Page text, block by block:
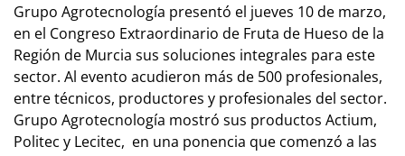
Grupo Agrotecnología presentó el jueves 10 de marzo,
en el Congreso Extraordinario de Fruta de Hueso de la
Región de Murcia sus soluciones integrales para este
sector. Al evento acudieron más de 500 profesionales,
entre técnicos, productores y profesionales del sector.
Grupo Agrotecnología mostró sus productos Actium,
Politec y Lecitec, en una ponencia que comenzó a las